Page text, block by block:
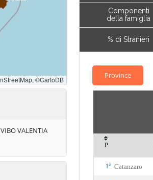
VIBO VALENTIA
Componenti
della famiglia
% di Stranieri
Province
P
1° Catanzaro